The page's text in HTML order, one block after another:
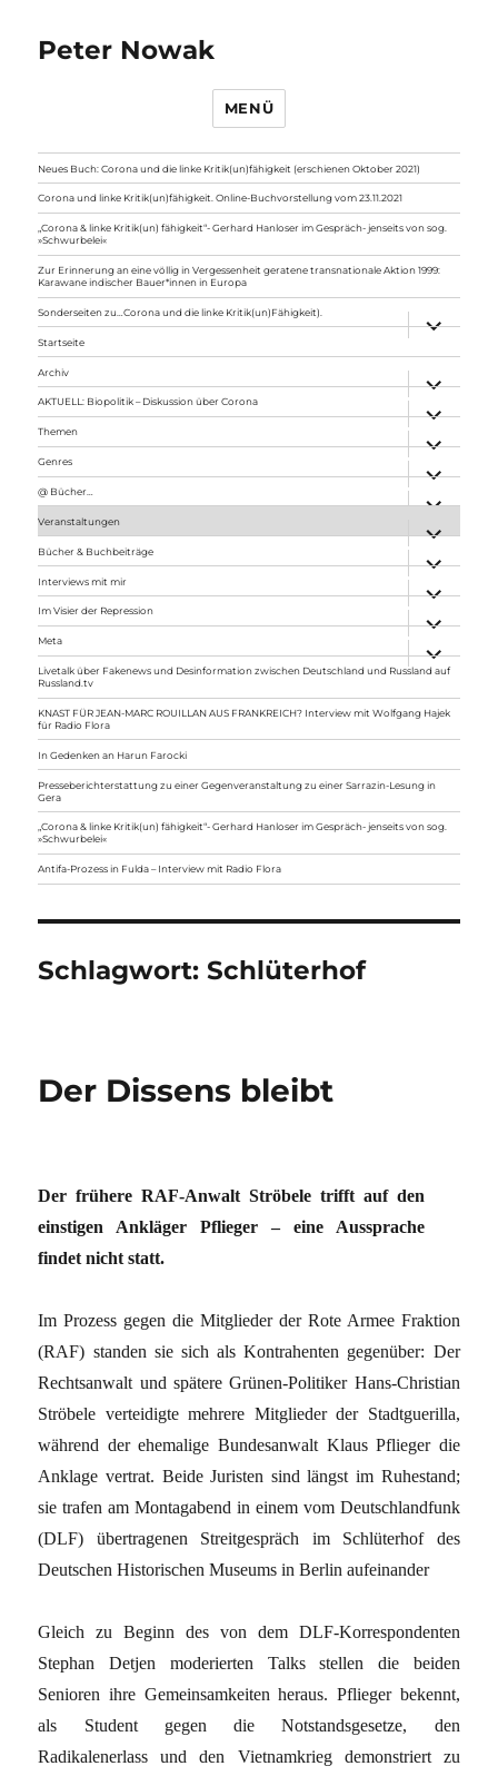
Peter Nowak
MENÜ
Neues Buch: Corona und die linke Kritik(un)fähigkeit (erschienen Oktober 2021)
Corona und linke Kritik(un)fähigkeit. Online-Buchvorstellung vom 23.11.2021
„Corona & linke Kritik(un) fähigkeit“- Gerhard Hanloser im Gespräch- jenseits von sog.
»Schwurbelei«
Zur Erinnerung an eine völlig in Vergessenheit geratene transnationale Aktion 1999:
Karawane indischer Bauer*innen in Europa
Sonderseiten zu…Corona und die linke Kritik(un)Fähigkeit).
anzeigen
Startseite
Archiv
anzeigen
AKTUELL: Biopolitik – Diskussion über Corona
anzeigen
Themen
anzeigen
Genres
anzeigen
@ Bücher…
Veranstaltungen
anzeigen
Bücher & Buchbeiträge
anzeigen
Interviews mit mir
anzeigen
Im Visier der Repression
anzeigen
Meta
anzeigen
Livetalk über Fakenews und Desinformation zwischen Deutschland und Russland auf
Russland.tv
KNAST FÜR JEAN-MARC ROUILLAN AUS FRANKREICH? Interview mit Wolfgang Hajek
für Radio Flora
In Gedenken an Harun Farocki
Presseberichterstattung zu einer Gegenveranstaltung zu einer Sarrazin-Lesung in
Gera
„Corona & linke Kritik(un) fähigkeit“- Gerhard Hanloser im Gespräch- jenseits von sog.
»Schwurbelei«
Antifa-Prozess in Fulda – Interview mit Radio Flora
Schlagwort:Schlüterhof
Der Dissens bleibt
Der frühere RAF-Anwalt Ströbele trifft auf den
einstigen Ankläger Pflieger – eine Aussprache
findet nicht statt.
Im Prozess gegen die Mitglieder der Rote Armee Fraktion
(RAF) standen sie sich als Kontrahenten gegenüber: Der
Rechtsanwalt und spätere Grünen-Politiker Hans-Christian
Ströbele verteidigte mehrere Mitglieder der Stadtguerilla,
während der ehemalige Bundesanwalt Klaus Pflieger die
Anklage vertrat. Beide Juristen sind längst im Ruhestand;
sie trafen am Montagabend in einem vom Deutschlandfunk
(DLF) übertragenen Streitgespräch im Schlüterhof des
Deutschen Historischen Museums in Berlin aufeinander
Gleich zu Beginn des von dem DLF-Korrespondenten
Stephan Detjen moderierten Talks stellen die beiden
Senioren ihre Gemeinsamkeiten heraus. Pflieger bekennt,
als Student gegen die Notstandsgesetze, den
Radikalenerlass und den Vietnamkrieg demonstriert zu